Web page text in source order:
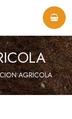
AGRICOLA